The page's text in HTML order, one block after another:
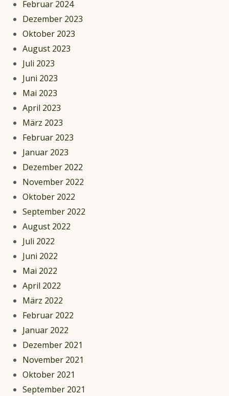
Februar 2024
Dezember 2023
Oktober 2023
August 2023
Juli 2023
Juni 2023
Mai 2023
April 2023
März 2023
Februar 2023
Januar 2023
Dezember 2022
November 2022
Oktober 2022
September 2022
August 2022
Juli 2022
Juni 2022
Mai 2022
April 2022
März 2022
Februar 2022
Januar 2022
Dezember 2021
November 2021
Oktober 2021
September 2021